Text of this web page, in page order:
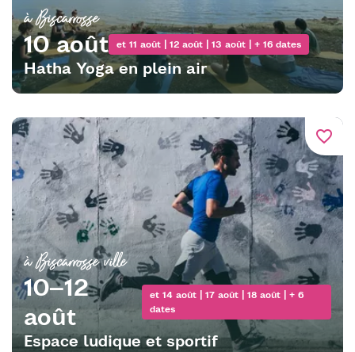
à Biscarrosse
10 août et 11 août | 12 août | 13 août | + 16 dates
Hatha Yoga en plein air
favorite_border
à Biscarrosse ville
10–12
août
et 14 août | 17 août | 18 août | + 6
dates
Espace ludique et sportif